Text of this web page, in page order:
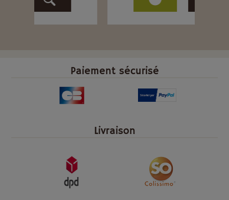
Paiement sécurisé
Livraison